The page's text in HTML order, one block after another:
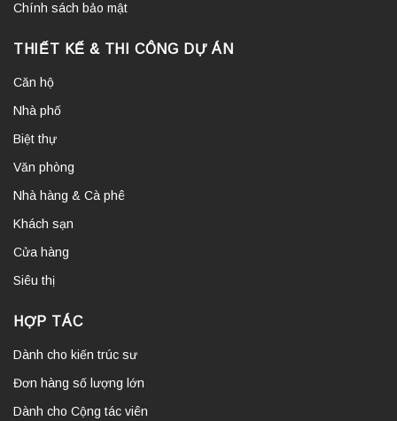
Chính sách bảo mật
THIẾT KẾ & THI CÔNG DỰ ÁN
Căn hộ
Nhà phố
Biệt thự
Văn phòng
Nhà hàng & Cà phê
Khách sạn
Cửa hàng
Siêu thị
HỢP TÁC
Dành cho kiến trúc sư
Đơn hàng số lượng lớn
Dành cho Cộng tác viên